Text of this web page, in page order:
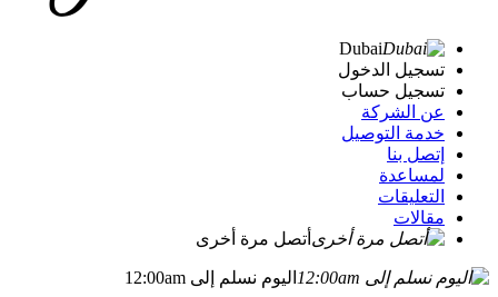
Dubai
تسجيل الدخول
تسجيل حساب
عن الشركة
خدمة التوصيل
إتصل بنا
لمساعدة
التعليقات
مقالات
أتصل مرة أخرى
اليوم نسلم إلى 12:00am